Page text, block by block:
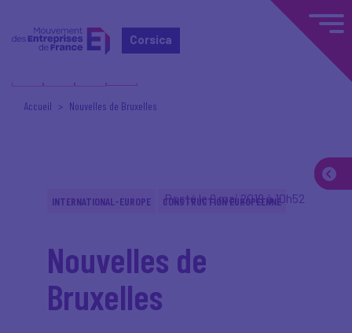
Corsica
Accueil Nouvelles de Bruxelles
Posté le 9 mai 2019 à 10h52
INTERNATIONAL-EUROPE CONSTRUCTION EUROPÉENNE
Nouvelles de
Bruxelles